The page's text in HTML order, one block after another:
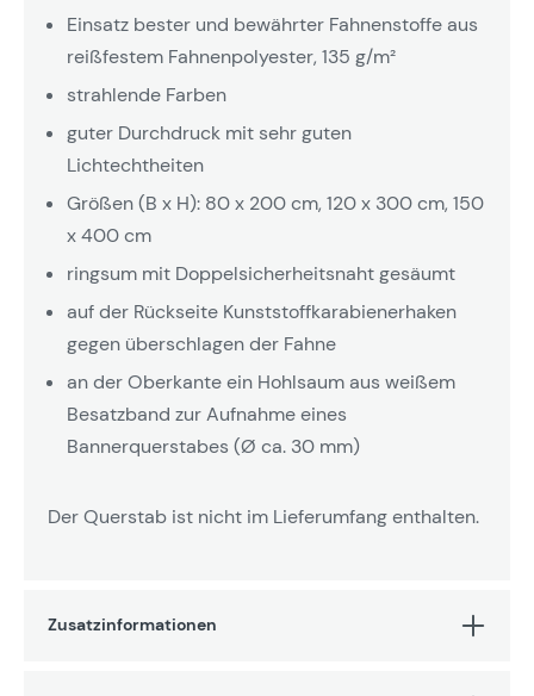
Einsatz bester und bewährter Fahnenstoffe aus
reißfestem Fahnenpolyester, 135 g/m²
strahlende Farben
guter Durchdruck mit sehr guten
Lichtechtheiten
Größen (B x H): 80 x 200 cm, 120 x 300 cm, 150
x 400 cm
ringsum mit Doppelsicherheitsnaht gesäumt
auf der Rückseite Kunststoffkarabienerhaken
gegen überschlagen der Fahne
an der Oberkante ein Hohlsaum aus weißem
Besatzband zur Aufnahme eines
Bannerquerstabes (Ø ca. 30 mm)
Der Querstab ist nicht im Lieferumfang enthalten.
Zusatzinformationen